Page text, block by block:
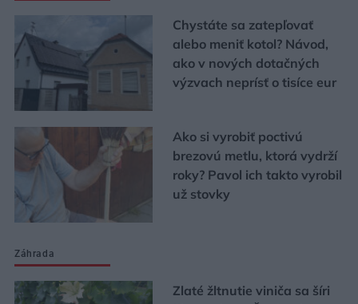
Chystáte sa zatepľovať
alebo meniť kotol? Návod,
ako v nových dotačných
výzvach neprísť o tisíce eur
Ako si vyrobiť poctivú
brezovú metlu, ktorá vydrží
roky? Pavol ich takto vyrobil
už stovky
Záhrada
Zlaté žltnutie viniča sa šíri